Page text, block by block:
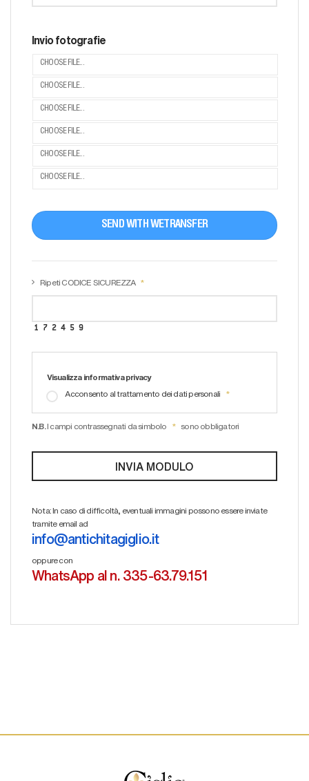
Invio fotografie
CHOOSE FILE...
CHOOSE FILE...
CHOOSE FILE...
CHOOSE FILE...
CHOOSE FILE...
CHOOSE FILE...
SEND WITH WETRANSFER
Ripeti CODICE SICUREZZA
Visualizza informativa privacy
Acconsento al trattamento dei dati personali
N.B. I campi contrassegnati da simbolo sono obbligatori
Nota: In caso di difficoltà, eventuali immagini possono essere inviate
tramite email ad
info@antichitagiglio.it
oppure con
WhatsApp al n. 335-63.79.151